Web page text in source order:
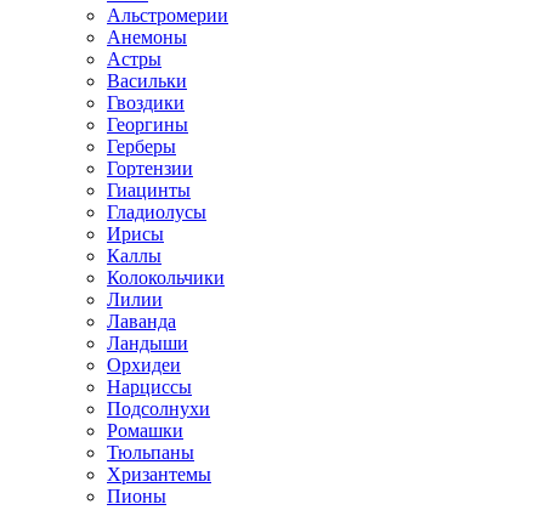
Альстромерии
Анемоны
Астры
Васильки
Гвоздики
Георгины
Герберы
Гортензии
Гиацинты
Гладиолусы
Ирисы
Каллы
Колокольчики
Лилии
Лаванда
Ландыши
Орхидеи
Нарциссы
Подсолнухи
Ромашки
Тюльпаны
Хризантемы
Пионы